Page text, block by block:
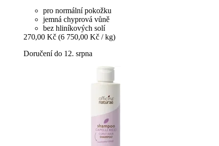
pro normální pokožku
jemná chyprová vůně
bez hliníkových solí
270,00 Kč (6 750,00 Kč / kg)
Doručení do 12. srpna